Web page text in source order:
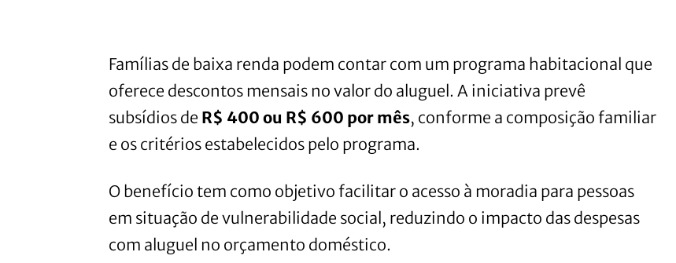
Famílias de baixa renda podem contar com um programa habitacional que
oferece descontos mensais no valor do aluguel. A iniciativa prevê
subsídios de R$ 400 ou R$ 600 por mês, conforme a composição familiar
e os critérios estabelecidos pelo programa.
O benefício tem como objetivo facilitar o acesso à moradia para pessoas
em situação de vulnerabilidade social, reduzindo o impacto das despesas
com aluguel no orçamento doméstico.